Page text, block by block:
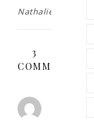
Nathalie
3
COMMENTS